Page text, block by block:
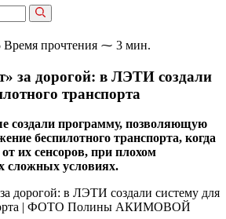
Время прочтения ⁓ 3 мин.
за дорогой: в ЛЭТИ создали
транспорта
создали программу, позволяющую
беспилотного транспорта, когда
их сенсоров, при плохом
сложных условиях.